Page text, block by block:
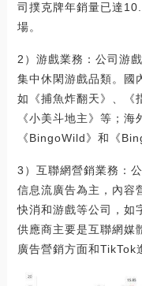
司撲克牌年銷量已達
場。
2）游戲業務：公司游
集中休閑游戲品類。國
如《捕魚炸翻天》、《
《小美斗地主》等；
《BingoWild》和《
3）互聯網營銷業務：
信息流廣告為主，內容
快消和游戲等公司，如
供應商主要是互聯網媒
廣告營銷方面和TikTok